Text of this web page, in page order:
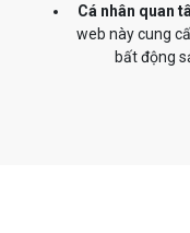
Cá nhân quan
web này cung
bất động